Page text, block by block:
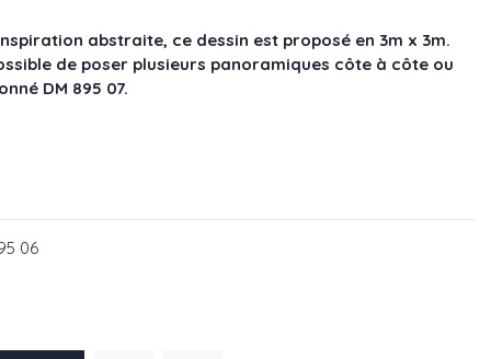
abstraite, ce dessin est proposé en 3m x 3m.
de poser plusieurs panoramiques côte à côte ou
DM 895 07.
06